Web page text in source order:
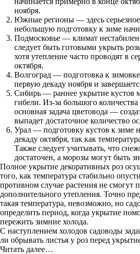
ноября.
Южные регионы — здесь серьезное
небольшую подготовку к зиме
Подмосковье — климат
следует быть готовыми укрыть
хотя утепление часто проводят в
октября.
Волгоград — подготовка к
первую декаду ноября и
Сибирь — раннее укрытие кустов
гибели. Из-за большого
основная задача цветовода —
выпадет достаточное количество
Урал — подготовку кустов к зиме
декаду октября, так как
Также следует учитывать, что
достаточен, а морозы могут быть
Полное укрытие декоративных роз
того, как температура стабильно
противном случае растения не смогут
дополнительного утепления. Точно
такая температура, невозможно, но
определить период, когда укрытие
пережить зимние холода.
С наступлением холодов садоводы
ли обрывать листья у роз перед
Читать далее…